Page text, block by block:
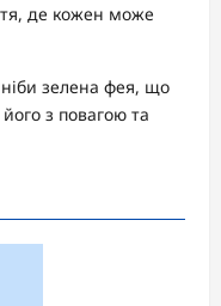
де кожен може
зелена фея, що
з повагою та